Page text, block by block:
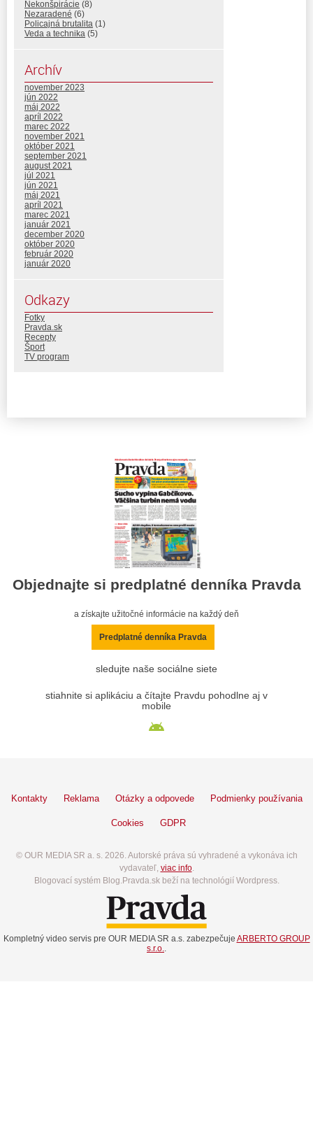
Nekonšpirácie (8)
Nezaradené (6)
Policajná brutalita (1)
Veda a technika (5)
Archív
november 2023
jún 2022
máj 2022
apríl 2022
marec 2022
november 2021
október 2021
september 2021
august 2021
júl 2021
jún 2021
máj 2021
apríl 2021
marec 2021
január 2021
december 2020
október 2020
február 2020
január 2020
Odkazy
Fotky
Pravda.sk
Recepty
Šport
TV program
Objednajte si predplatné denníka Pravda
a získajte užitočné informácie na každý deň
Predplatné denníka Pravda
sledujte naše sociálne siete
stiahnite si aplikáciu a čítajte Pravdu pohodlne aj v
mobile
Kontakty Reklama Otázky a odpovede Podmienky používania
Cookies GDPR
© OUR MEDIA SR a. s. 2026. Autorské práva sú vyhradené a vykonáva ich
vydavateľ, viac info.
Blogovací systém Blog.Pravda.sk beží na technológií Wordpress.
Kompletný video servis pre OUR MEDIA SR a.s. zabezpečuje ARBERTO GROUP
s.r.o.